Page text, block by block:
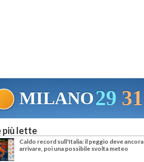
VENEZIA30 32
più lette
Caldo record sull'Italia: il peggio deve ancora
arrivare, poi una possibile svolta meteo